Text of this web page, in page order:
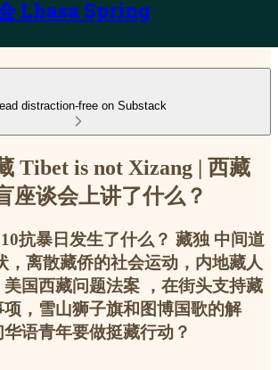
Lhasa Spring
distraction-free on Substack
Tibet is not Xizang | 西藏
座谈会上讲了什么？
抗暴日发生了什么？ 藏独 中间道
，离散藏侨的社会运动，内地藏人
国西藏问题法案 ，在街头支持藏
项，雪山狮子旗和图博国歌的解
语青年要做挺藏行动？